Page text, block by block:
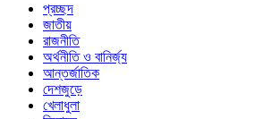
প্রচ্ছদ
জাতীয়
রাজনীতি
অর্থনীতি ও বানির্জ্য
আন্তর্জাতিক
দেশজুড়ে
খেলাধুলা